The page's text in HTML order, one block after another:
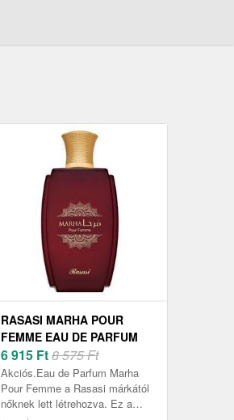
RASASI MARHA POUR
FEMME EAU DE PARFUM
NŐKNEK 100 ML
6 915 Ft8 575 Ft
Akciós.Eau de Parfum Marha
Pour Femme a Rasasi márkától
nőknek lett létrehozva. Ez a